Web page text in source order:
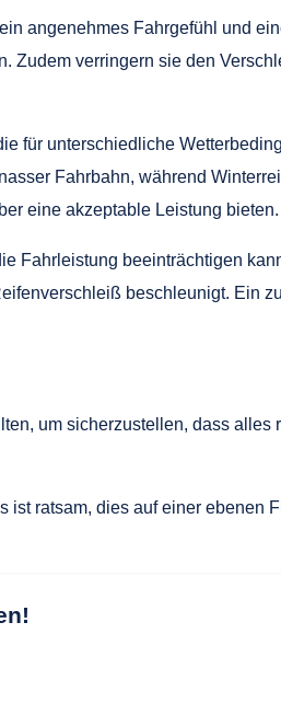
angenehmes Fahrgefühl und
Zudem verringern sie den
für unterschiedliche
Fahrbahn, während
eine akzeptable Leistung bieten.
Fahrleistung beeinträchtigen
beschleunigt. Ein
um sicherzustellen, dass alles
ratsam, dies auf einer ebenen